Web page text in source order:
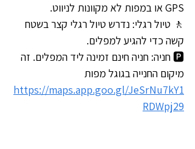
GPS או במפות לא מקוונות לניווט.
🚶 טיול רגלי: נדרש טיול רגלי קצר בשטח
קשה כדי להגיע למפלים.
🅿️ חניה: חניה חינם זמינה ליד המפלים. זה
מיקום החנייה בגוגל מפות
https://maps.app.goo.gl/JeSrNu7kY1
RDWpj29